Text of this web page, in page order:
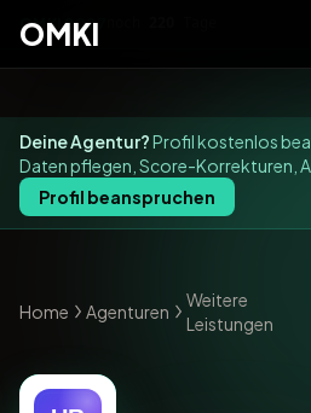
OMKI 2027
OMKI
Deine Agentur?Profil kostenlos
Daten pflegen, Score-Korrekturen,
Profil beanspruchen
Home Agenturen
Weitere
Leistungen